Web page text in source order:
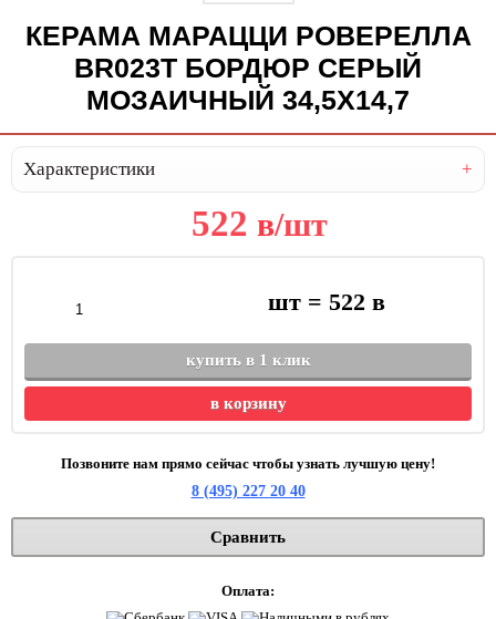
КЕРАМА МАРАЦЦИ РОВЕРЕЛЛА
BR023T БОРДЮР СЕРЫЙ
МОЗАИЧНЫЙ 34,5X14,7
Характеристики
522 в/шт
шт = 522 в
купить в 1 клик
в корзину
Позвоните нам прямо сейчас чтобы узнать лучшую цену!
8 (495) 227 20 40
Сравнить
Оплата: